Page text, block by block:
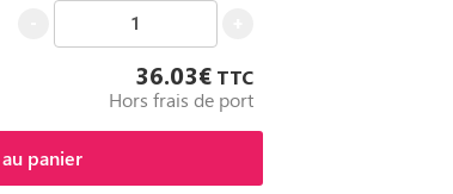
36.03€ TTC
Hors frais de port
panier